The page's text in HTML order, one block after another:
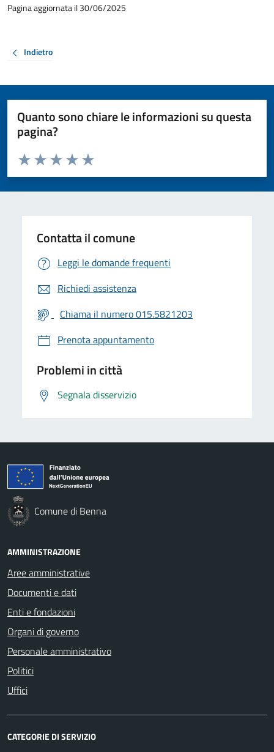
Pagina aggiornata il 30/06/2025
Indietro
Quanto sono chiare le informazioni su questa
pagina?
Valuta da 1 a 5 stelle la pagina
Valuta 5 stelle su 5
Valuta 4 stelle su 5
Valuta 3 stelle su 5
Valuta 2 stelle su 5
Valuta 1 stelle su 5
Contatta il comune
Leggi le domande frequenti
Richiedi assistenza
Chiama il numero 015.5821203
Prenota appuntamento
Problemi in città
Segnala disservizio
Comune di Benna
AMMINISTRAZIONE
Aree amministrative
Documenti e dati
Enti e fondazioni
Organi di governo
Personale amministrativo
Politici
Uffici
CATEGORIE DI SERVIZIO